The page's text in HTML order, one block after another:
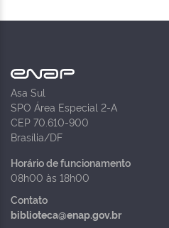
Asa Sul
SPO Área Especial 2-A
CEP 70.610-900
Brasília/DF
Horário de funcionamento
08h00 às 18h00
Contato
biblioteca@enap.gov.br